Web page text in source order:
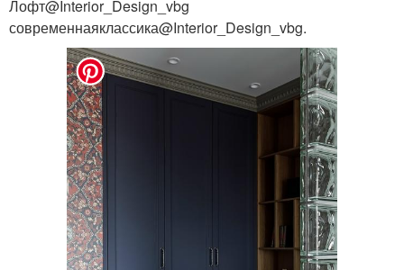
Лофт@Interior_Design_vbg
современнаяклассика@Interior_Design_vbg.